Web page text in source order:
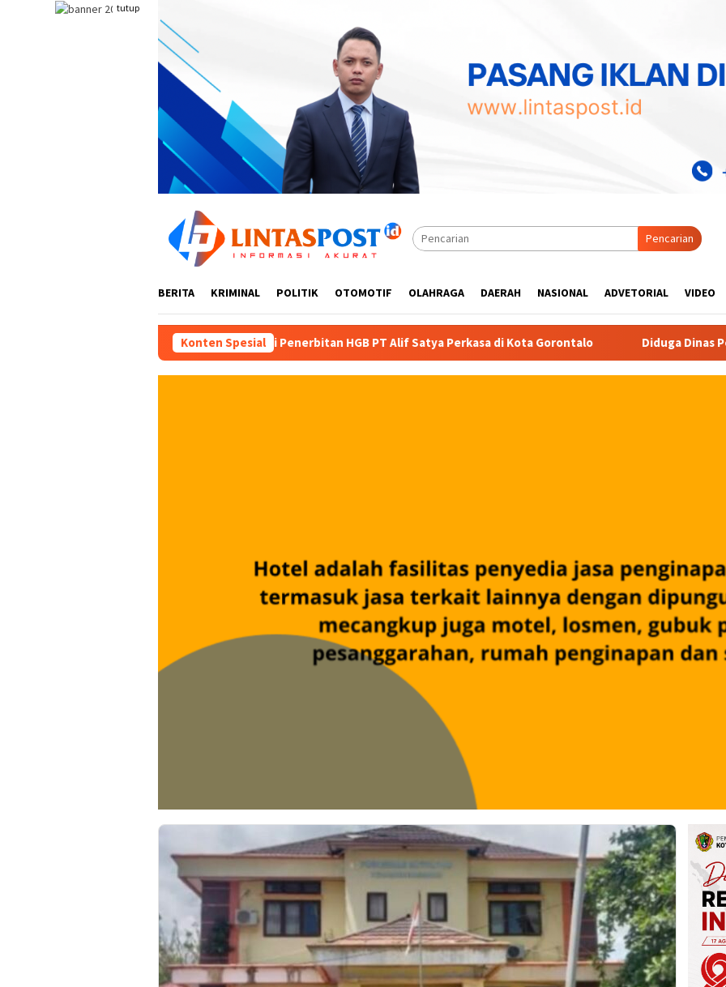
tutup
Pencarian
BERITA KRIMINAL POLITIK OTOMOTIF OLAHRAGA DAERAH NASIONAL ADVETORIAL VIDEO
Konten Spesial
Maladministrasi Penerbitan HGB PT Alif Satya Perkasa di Kota Gorontalo Diduga Dinas Pendidikan Provinsi Gorontalo